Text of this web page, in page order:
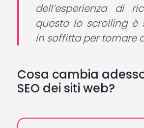
dell’esperienza di
questo lo scrolling è
in soffitta per tornare
Cosa cambia
SEO dei siti web?